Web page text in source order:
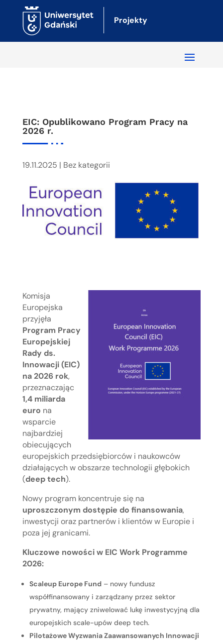
Projekty
EIC: Opublikowano Program Pracy na
2026 r.
19.11.2025 | Bez kategorii
Komisja
Europejska
przyjęła
Program Pracy
Europejskiej
Rady ds.
Innowacji (EIC)
na 2026 rok,
przeznaczając
1,4 miliarda
euro na
wsparcie
najbardziej
obiecujących
europejskich przedsiębiorców i naukowców
działających w obszarze technologii głębokich
(deep tech).
Nowy program koncentruje się na
uproszczonym dostępie do finansowania,
inwestycji oraz partnerów i klientów w Europie i
poza jej granicami.
Kluczowe nowości w EIC Work Programme
2026:
Scaleup Europe Fund– nowy fundusz
współfinansowany i zarządzany przez sektor
prywatny, mający zniwelować lukę inwestycyjną dla
europejskich scale-upów deep tech.
Pilotażowe Wyzwania Zaawansowanych Innowacji